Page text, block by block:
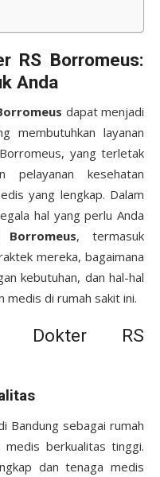
RS Borromeus:
Anda
dapat menjadi
membutuhkan layanan
yang terletak
pelayanan kesehatan
yang lengkap. Dalam
hal yang perlu Anda
, termasuk
mereka, bagaimana
kebutuhan, dan hal-hal
medis di rumah sakit ini.
Dokter RS
Bandung sebagai rumah
medis berkualitas tinggi.
dan tenaga medis